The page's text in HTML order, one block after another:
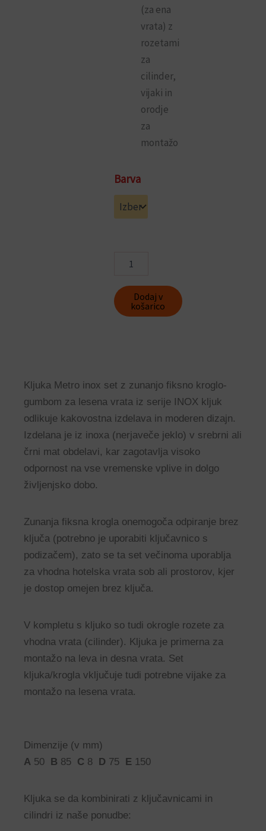
(za ena
vrata) z
rozetami
za
cilinder,
vijaki in
orodje
za
montažo
Barva
Garnitura
kljuka-
krogla
gumb
Metro
Dodaj v
košarico
Kljuka Metro inox set z zunanjo fiksno kroglo-
gumbom za lesena vrata iz serije INOX kljuk
odlikuje kakovostna izdelava in moderen dizajn.
Izdelana je iz inoxa (nerjaveče jeklo) v srebrni ali
črni mat obdelavi, kar zagotavlja visoko
odpornost na vse vremenske vplive in dolgo
življenjsko dobo.
Zunanja fiksna krogla onemogoča odpiranje brez
ključa (potrebno je uporabiti ključavnico s
podizačem), zato se ta set večinoma uporablja
za vhodna hotelska vrata sob ali prostorov, kjer
je dostop omejen brez ključa.
V kompletu s kljuko so tudi okrogle rozete za
vhodna vrata (cilinder). Kljuka je primerna za
montažo na leva in desna vrata. Set
kljuka/krogla vključuje tudi potrebne vijake za
montažo na lesena vrata.
Dimenzije (v mm)
A 50 B 85 C 8 D 75 E 150
Kljuka se da kombinirati z ključavnicami in
cilindri iz naše ponudbe: